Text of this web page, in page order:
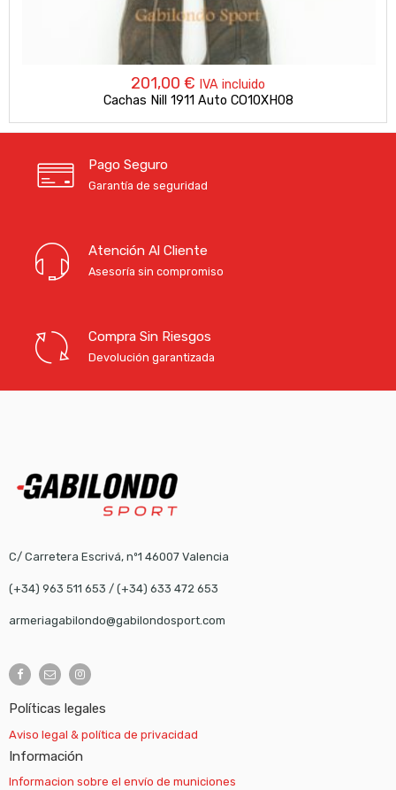
201,00 € IVA incluido
Cachas Nill 1911 Auto CO10XH08
Pago Seguro
Garantía de seguridad
Atención Al Cliente
Asesoría sin compromiso
Compra Sin Riesgos
Devolución garantizada
C/ Carretera Escrivá, nº1 46007 Valencia
(+34) 963 511 653 / (+34) 633 472 653
armeriagabilondo@gabilondosport.com
Políticas legales
Aviso legal & política de privacidad
Información
Informacion sobre el envío de municiones